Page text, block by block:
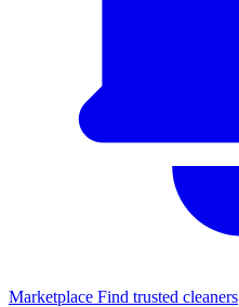
Marketplace Find trusted cleaners